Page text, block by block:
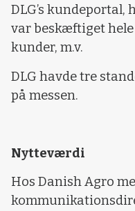
DLG’s kundeportal,
var beskæftiget
kunder, m.v.
DLG havde tre
på messen.
Nytteværdi
Hos Danish Agro